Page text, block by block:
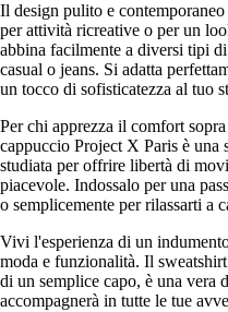
Il design pulito e
per attività ricreative o per un
abbina facilmente a diversi tipi
casual o jeans. Si adatta
un tocco di sofisticatezza al tuo
Per chi apprezza il comfort
cappuccio Project X Paris è una
studiata per offrire libertà di
piacevole. Indossalo per una
o semplicemente per rilassarti a
Vivi l'esperienza di un
moda e funzionalità. Il
di un semplice capo, è una vera
accompagnerà in tutte le tue